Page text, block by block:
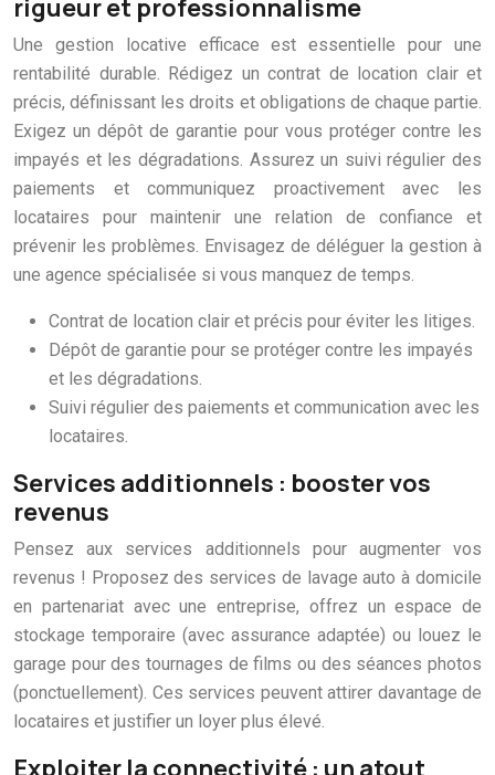
rigueur et professionnalisme
Une gestion locative efficace est essentielle pour une
rentabilité durable. Rédigez un contrat de location clair et
précis, définissant les droits et obligations de chaque partie.
Exigez un dépôt de garantie pour vous protéger contre les
impayés et les dégradations. Assurez un suivi régulier des
paiements et communiquez proactivement avec les
locataires pour maintenir une relation de confiance et
prévenir les problèmes. Envisagez de déléguer la gestion à
une agence spécialisée si vous manquez de temps.
Contrat de location clair et précis pour éviter les litiges.
Dépôt de garantie pour se protéger contre les impayés
et les dégradations.
Suivi régulier des paiements et communication avec les
locataires.
Services additionnels : booster vos
revenus
Pensez aux services additionnels pour augmenter vos
revenus ! Proposez des services de lavage auto à domicile
en partenariat avec une entreprise, offrez un espace de
stockage temporaire (avec assurance adaptée) ou louez le
garage pour des tournages de films ou des séances photos
(ponctuellement). Ces services peuvent attirer davantage de
locataires et justifier un loyer plus élevé.
Exploiter la connectivité : un atout